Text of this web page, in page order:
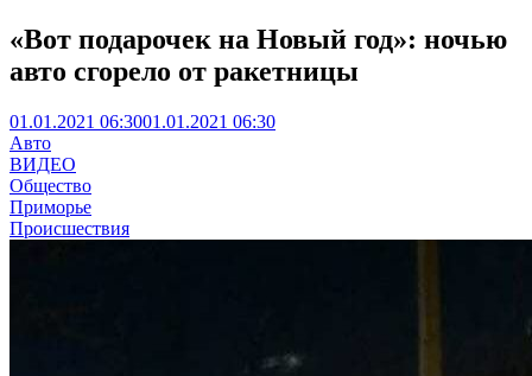
«Вот подарочек на Новый год»: ночью
авто сгорело от ракетницы
01.01.2021 06:3001.01.2021 06:30
Авто
ВИДЕО
Общество
Приморье
Происшествия